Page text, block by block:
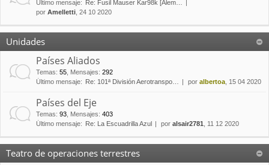
Último mensaje:
Re: Fusil Mauser Kar98k [Alem…
por Amelletti , 24 10 2020
Unidades
Países Aliados
Temas: 55 Mensajes: 292
Último mensaje:
Re: 101ª División Aerotranspo… por albertoa , 15 04 2020
Países del Eje
Temas: 93 Mensajes: 403
Último mensaje:
Re: La Escuadrilla Azul por alsair2781 , 11 12 2020
Teatro de operaciones terrestres